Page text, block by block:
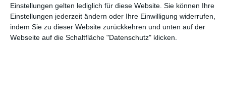
Einstellungen gelten lediglich für diese Website. Sie können Ihre
Einstellungen jederzeit ändern oder Ihre Einwilligung widerrufen,
indem Sie zu dieser Website zurückkehren und unten auf der
Webseite auf die Schaltfläche "Datenschutz" klicken.
Smile, it's Summer!